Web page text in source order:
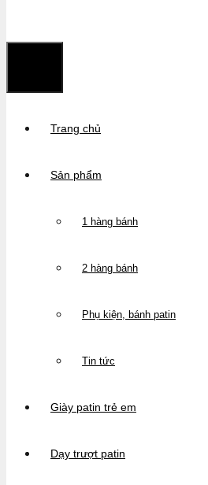
Trang chủ
Sản phẩm
1 hàng bánh
2 hàng bánh
Phụ kiện, bánh patin
Tin tức
Giày patin trẻ em
Dạy trượt patin